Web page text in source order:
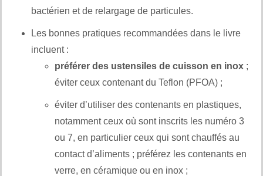
bactérien et de relargage de particules.
Les bonnes pratiques recommandées dans le livre
incluent :
préférer des ustensiles de cuisson en inox ;
éviter ceux contenant du Teflon (PFOA) ;
éviter d’utiliser des contenants en plastiques,
notamment ceux où sont inscrits les numéro 3
ou 7, en particulier ceux qui sont chauffés au
contact d’aliments ; préférez les contenants en
verre, en céramique ou en inox ;